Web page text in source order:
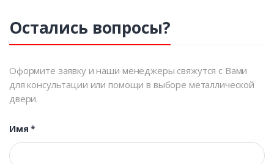
Остались вопросы?
Оформите заявку и наши менеджеры свяжутся с Вами
для консультации или помощи в выборе металлической
двери.
Имя*